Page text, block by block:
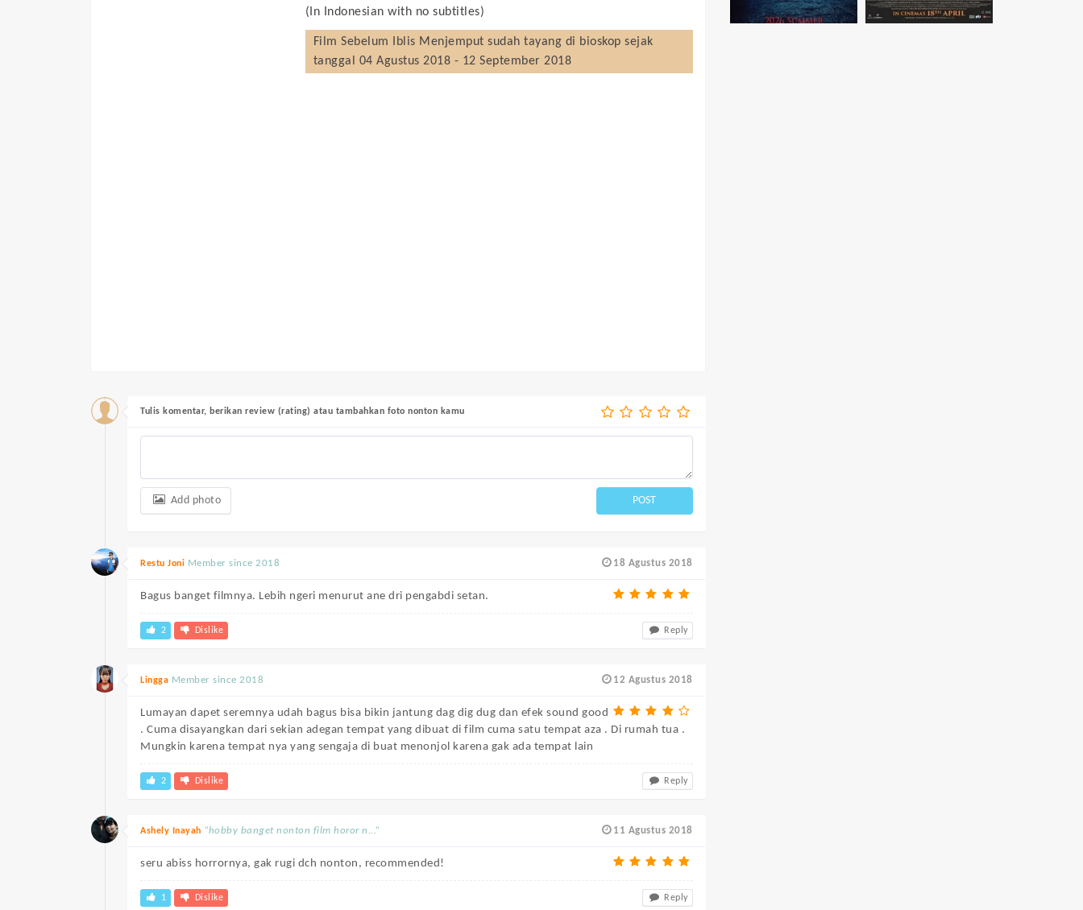
(In Indonesian with no subtitles)
Film Sebelum Iblis Menjemput sudah tayang di bioskop sejak
tanggal 04 Agustus 2018 - 12 September 2018
Tulis komentar, berikan review (rating) atau tambahkan foto nonton kamu
Add photo POST
18 Agustus 2018
Restu Joni Member since 2018
Bagus banget filmnya. Lebih ngeri menurut ane dri pengabdi setan.
2 Dislike Reply
12 Agustus 2018
Lingga Member since 2018
Lumayan dapet seremnya udah bagus bisa bikin jantung dag dig dug dan efek sound good
. Cuma disayangkan dari sekian adegan tempat yang dibuat di film cuma satu tempat aza . Di rumah tua .
Mungkin karena tempat nya yang sengaja di buat menonjol karena gak ada tempat lain
2 Dislike Reply
11 Agustus 2018
Ashely Inayah “hobby banget nonton film horor n...”
seru abiss horrornya, gak rugi dch nonton, recommended!
1 Dislike Reply